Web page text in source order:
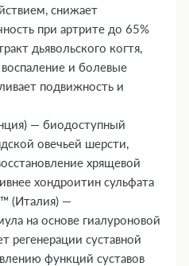
снижает
при артрите до 65%
дьявольского когтя,
и болевые
подвижность и
— биодоступный
овечьей шерсти,
хрящевой
хондроитин сульфата
(Италия) —
на основе гиалуроновой
регенерации суставной
функций суставов